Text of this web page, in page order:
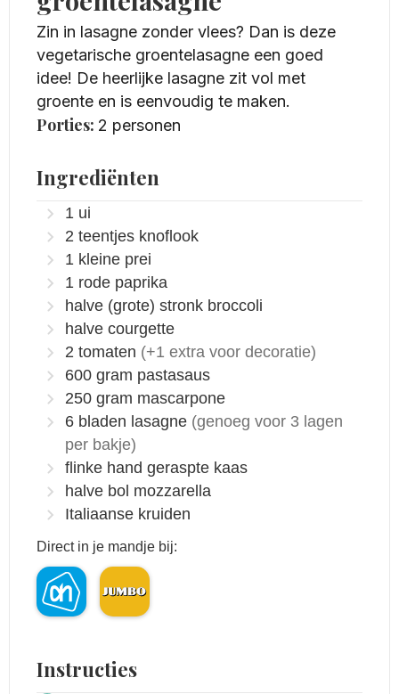
Zin in lasagne zonder vlees? Dan is deze
vegetarische groentelasagne een goed
idee! De heerlijke lasagne zit vol met
groente en is eenvoudig te maken.
Porties: 2 personen
Ingrediënten
1 ui
2 teentjes knoflook
1 kleine prei
1 rode paprika
halve (grote) stronk broccoli
halve courgette
2 tomaten (+1 extra voor decoratie)
600 gram pastasaus
250 gram mascarpone
6 bladen lasagne (genoeg voor 3 lagen
per bakje)
flinke hand geraspte kaas
halve bol mozzarella
Italiaanse kruiden
Direct in je mandje bij:
Instructies